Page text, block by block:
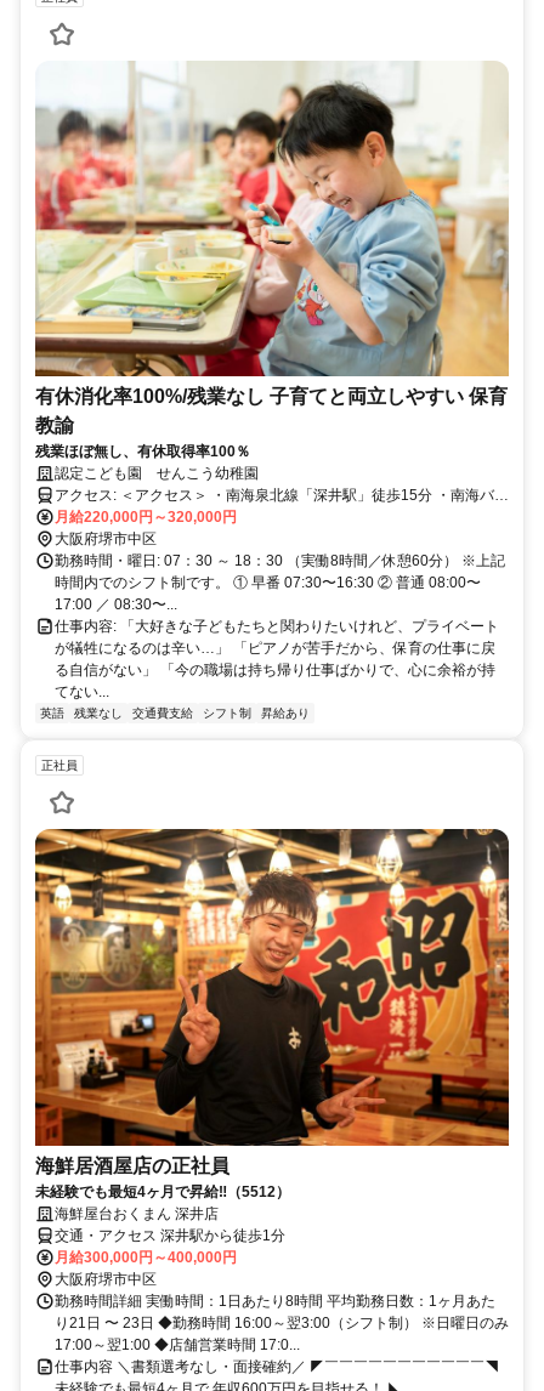
有休消化率100%/残業なし 子育てと両立しやすい 保育
教諭
残業ほぼ無し、有休取得率100％
認定こども園 せんこう幼稚園
アクセス: ＜アクセス＞ ・南海泉北線「深井駅」徒歩15分 ・南海バス
「桝矢」バス停 徒歩1分 マイカー通勤OK！ 近隣に駐車場あり（料金
自己負担） ※地元・堺市の方はもちろん、和泉市や河内長野市から
通うスタッフもいます。
月給220,000円～320,000円
大阪府堺市中区
勤務時間・曜日: 07：30 ～ 18：30 （実働8時間／休憩60分） ※上記
時間内でのシフト制です。 ① 早番 07:30〜16:30 ② 普通 08:00〜
17:00 ／ 08:30〜...
仕事内容: 「大好きな子どもたちと関わりたいけれど、プライベート
が犠牲になるのは辛い…」 「ピアノが苦手だから、保育の仕事に戻
る自信がない」 「今の職場は持ち帰り仕事ばかりで、心に余裕が持
てない...
英語 残業なし 交通費支給 シフト制 昇給あり
正社員
海鮮居酒屋店の正社員
未経験でも最短4ヶ月で昇給‼（5512）
海鮮屋台おくまん 深井店
交通・アクセス 深井駅から徒歩1分
月給300,000円～400,000円
大阪府堺市中区
勤務時間詳細 実働時間：1日あたり8時間 平均勤務日数：1ヶ月あた
り21日 〜 23日 ◆勤務時間 16:00～翌3:00（シフト制） ※日曜日のみ
17:00～翌1:00 ◆店舗営業時間 17:0...
仕事内容 ＼書類選考なし・面接確約／ ◤￣￣￣￣￣￣￣￣￣￣￣◥